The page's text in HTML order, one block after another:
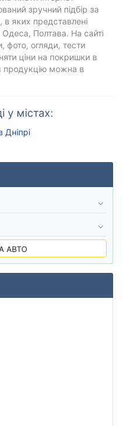
зручний підбір за
в яких представлені
Одеса, Полтава. На сайті
фото, огляди, тести
ціни на покришки в
продукцію можна в
у містах:
Дніпрі
АВТО